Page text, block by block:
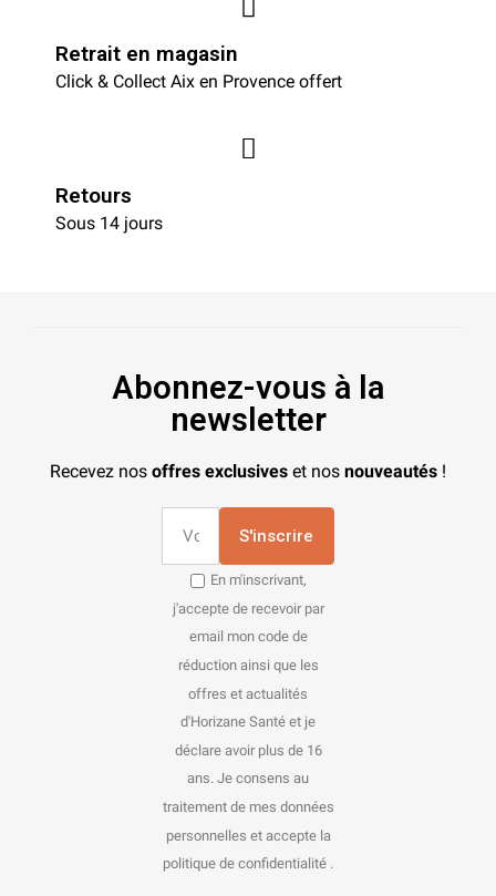
Retrait en magasin
Click & Collect Aix en Provence offert
Retours
Sous 14 jours
Abonnez-vous à la
newsletter
Recevez nos offres exclusives et nos nouveautés !
S'inscrire
En m'inscrivant,
j'accepte de recevoir par
email mon code de
réduction ainsi que les
offres et actualités
d'Horizane Santé et je
déclare avoir plus de 16
ans. Je consens au
traitement de mes données
personnelles et accepte la
politique de confidentialité .